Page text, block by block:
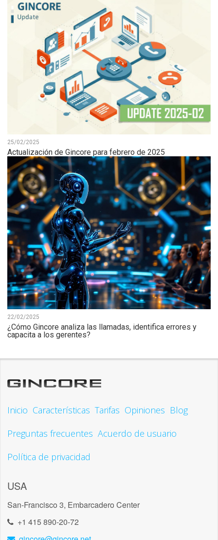
25/02/2025
Actualización de Gincore para febrero de 2025
22/02/2025
¿Cómo Gincore analiza las llamadas, identifica errores y
capacita a los gerentes?
Inicio Características Tarifas Opiniones Blog
Preguntas frecuentes Acuerdo de usuario
Política de privacidad
USA
San-Francisco 3, Embarcadero Center
+1 415 890-20-72